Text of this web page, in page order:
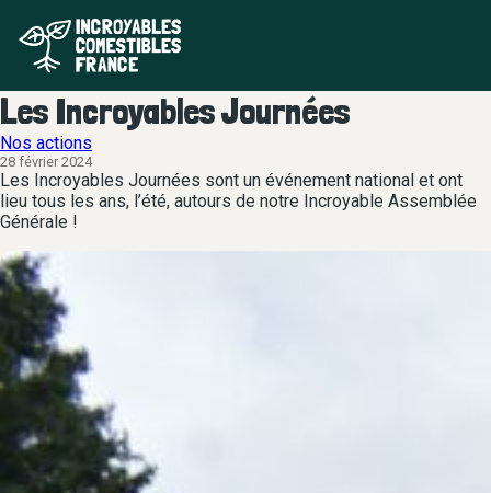
Les Incroyables Journées
Nos actions
28 février 2024
Les Incroyables Journées sont un événement national et ont
lieu tous les ans, l’été, autours de notre Incroyable Assemblée
Générale !